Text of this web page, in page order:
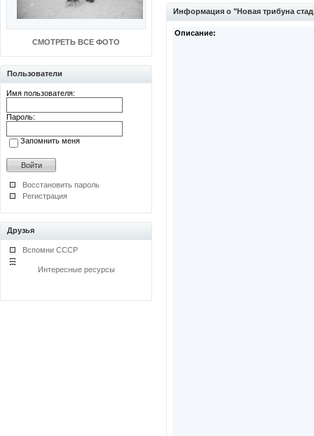
СМОТРЕТЬ ВСЕ ФОТО
Пользователи
Имя пользователя:
Пароль:
Запомнить меня
Восстановить пароль
Регистрация
Друзья
Вспомни СССР
Интересные ресурсы
Информация о "Новая трибуна
Описание: